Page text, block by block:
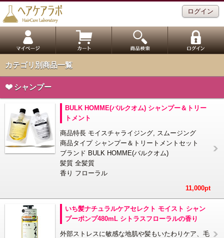
ログイン
カテゴリ別商品一覧
シャンプー
BULK HOMME(バルクオム) シャンプー＆トリー
トメント
商品特長 モイスチャライジング, スムージング
商品タイプ シャンプー＆トリートメントセット
ブランド BULK HOMME(バルクオム)
髪質 全髪質
香り フローラル
11,000pt
いち髪ナチュラルケアセレクト モイスト シャン
プーポンプ480mL シトラスフローラルの香り
外部ストレスに敏感な地肌や髪もいたわりケア、毛